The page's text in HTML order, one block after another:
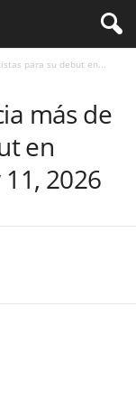
para su debut en...
más de
en
2026